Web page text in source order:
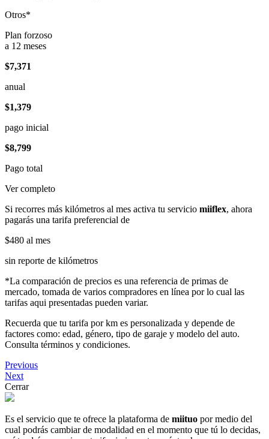
Otros*
Plan forzoso
a 12 meses
$7,371
anual
$1,379
pago inicial
$8,799
Pago total
Ver completo
Si recorres más kilómetros al mes activa tu servicio miiflex, ahora
pagarás una tarifa preferencial de
$480 al mes
sin reporte de kilómetros
*La comparación de precios es una referencia de primas de
mercado, tomada de varios compradores en línea por lo cual las
tarifas aqui presentadas pueden variar.
Recuerda que tu tarifa por km es personalizada y depende de
factores como: edad, género, tipo de garaje y modelo del auto.
Consulta términos y condiciones.
Previous
Next
Cerrar
Es el servicio que te ofrece la plataforma de miituo por medio del
cual podrás cambiar de modalidad en el momento que tú lo decidas,